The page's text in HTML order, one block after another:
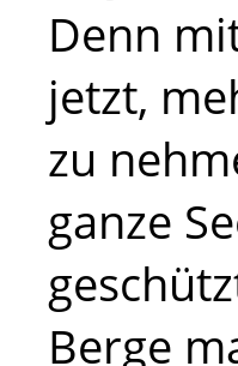
Denn
jetzt,
zu
ganze
Berge